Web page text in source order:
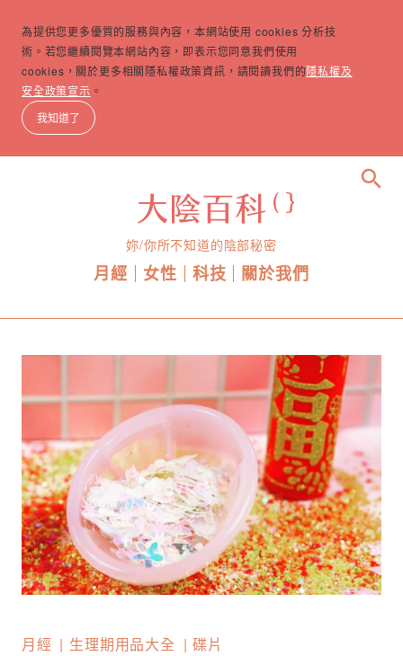
為提供您更多優質的服務與內容，本網站使用 cookies 分析技
術。若您繼續閱覽本網站內容，即表示您同意我們使用
cookies，關於更多相關隱私權政策資訊，請閱讀我們的隱私權及
安全政策宣示 。
我知道了
妳/你所不知道的陰部秘密
月經 女性 科技 關於我們
search
月經 生理期用品大全 碟片